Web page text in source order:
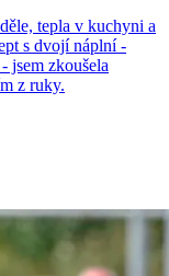
tepla v kuchyni a
s dvojí náplní -
jsem zkoušela
z ruky.